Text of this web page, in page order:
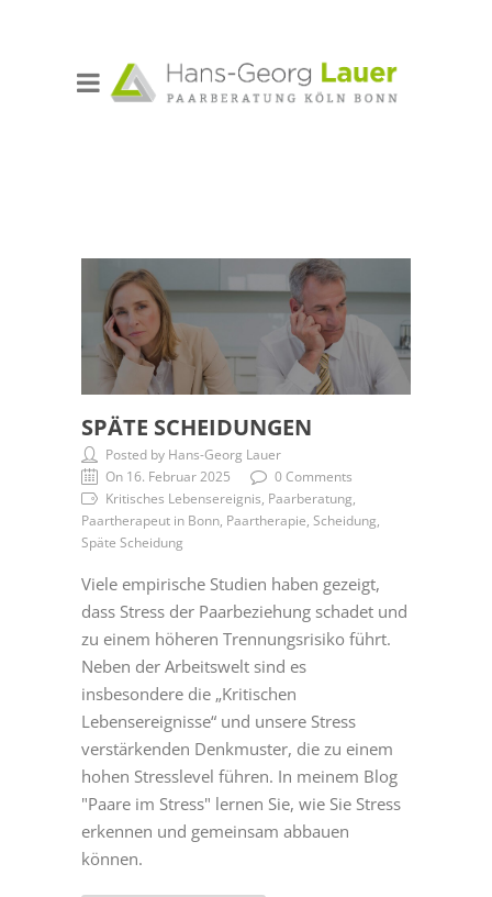
SPÄTE SCHEIDUNGEN
Posted by Hans-Georg Lauer
On 16. Februar 2025
0 Comments
Kritisches Lebensereignis, Paarberatung,
Paartherapeut in Bonn, Paartherapie, Scheidung,
Späte Scheidung
Viele empirische Studien haben gezeigt,
dass Stress der Paarbeziehung schadet und
zu einem höheren Trennungsrisiko führt.
Neben der Arbeitswelt sind es
insbesondere die „Kritischen
Lebensereignisse“ und unsere Stress
verstärkenden Denkmuster, die zu einem
hohen Stresslevel führen. In meinem Blog
"Paare im Stress" lernen Sie, wie Sie Stress
erkennen und gemeinsam abbauen
können.